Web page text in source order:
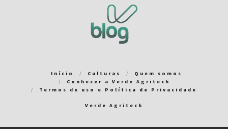
Início Culturas
Quem somos
Conhecer a Verde Agritech
Termos de uso e Política de Privacidade
Verde Agritech